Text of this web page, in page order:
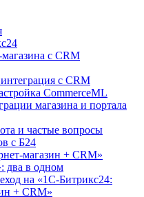
с CRM
с CRM
CommerceML
магазина и портала
и частые вопросы
с Б24
магазин + CRM»
два в одном
на «1С-Битрикс24:
+ CRM»